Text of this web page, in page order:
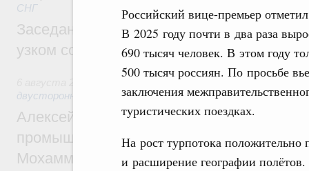
Российский вице-премьер
В 2025 году почти в два раза
690 тысяч человек. В этом году
500 тысяч россиян. По просьбе
заключения
туристических поездках.
На рост турпотока положительно
и расширение географии
СНГ
Заседание Евразийского
узком составе
Экономические отношения с
двусторонней основе
Алексей Оверчук провёл рабочую
промышленности, недропользования и
Мохаммадом Атабаком